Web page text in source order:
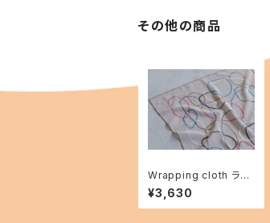
その他の商品
Wrapping cloth ラッ
ピングクロス[drawing
Ring]
¥3,630